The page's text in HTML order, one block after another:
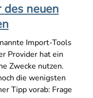
neuen
Import-Tools
Provider hat ein
Zwecke nutzen.
die wenigsten
Tipp vorab: Frage